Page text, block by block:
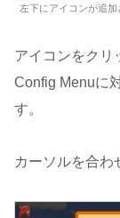
左下にアイコンが追加
アイコンをクリ
Config Menuに
す。
カーソルを合わ